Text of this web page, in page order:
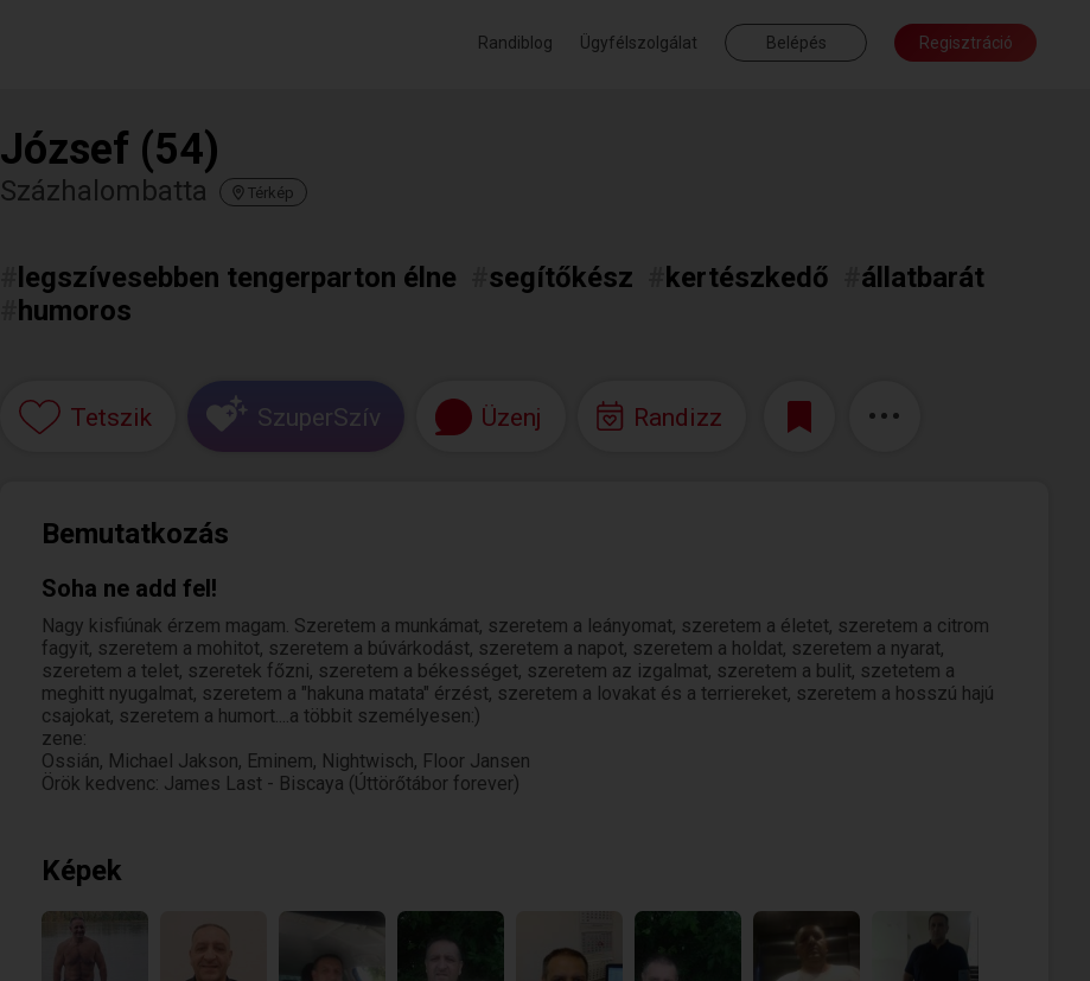
Randiblog Ügyfélszolgálat Belépés Regisztráció
József (54)
Százhalombatta Térkép
legszívesebben tengerparton élne segítőkész kertészkedő
állatbarát
humoros
Tetszik SzuperSzív Üzenj Randizz
Bemutatkozás
Soha ne add fel!
Nagy kisfiúnak érzem magam. Szeretem a munkámat, szeretem a leányomat, szeretem a életet, szeretem a citrom
fagyit, szeretem a mohitot, szeretem a búvárkodást, szeretem a napot, szeretem a holdat, szeretem a nyarat,
szeretem a telet, szeretek főzni, szeretem a békességet, szeretem az izgalmat, szeretem a bulit, szetetem a
meghitt nyugalmat, szeretem a "hakuna matata" érzést, szeretem a lovakat és a terriereket, szeretem a hosszú hajú
csajokat, szeretem a humort....a többit személyesen:)
zene:
Ossián, Michael Jakson, Eminem, Nightwisch, Floor Jansen
Örök kedvenc: James Last - Biscaya (Úttörőtábor forever)
Képek